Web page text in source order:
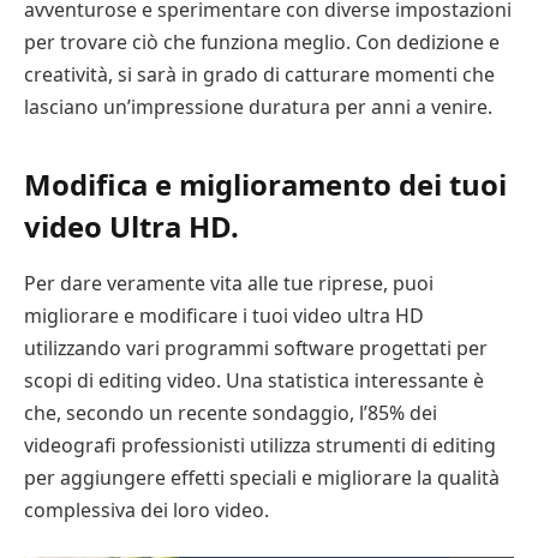
avventurose e sperimentare con diverse impostazioni
per trovare ciò che funziona meglio. Con dedizione e
creatività, si sarà in grado di catturare momenti che
lasciano un’impressione duratura per anni a venire.
Modifica e miglioramento dei tuoi
video Ultra HD.
Per dare veramente vita alle tue riprese, puoi
migliorare e modificare i tuoi video ultra HD
utilizzando vari programmi software progettati per
scopi di editing video. Una statistica interessante è
che, secondo un recente sondaggio, l’85% dei
videografi professionisti utilizza strumenti di editing
per aggiungere effetti speciali e migliorare la qualità
complessiva dei loro video.